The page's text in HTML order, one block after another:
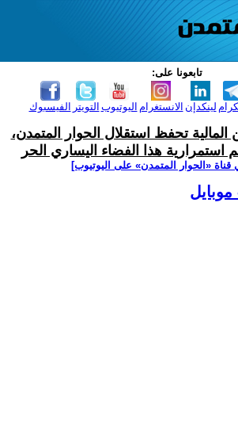
تابعونا على:
الفيسبوك التويتر اليوتيوب الانستغرام لينكدإن
المالية تحفظ استقلال الحوار المتمدن،
هذا الفضاء اليساري الحر
‫«الحوار المتمدن» على اليوتيوب]
موبايل